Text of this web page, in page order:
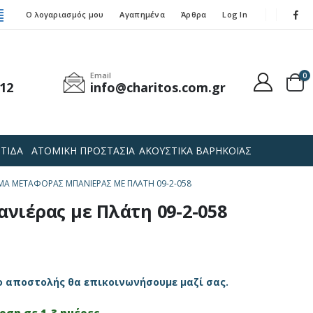
Ο λογαριασμός μου Αγαπημένα Άρθρα Log In
Email
info@charitos.com.gr
0
ΑΤΟΜΙΚΗ ΠΡΟΣΤΑΣΙΑ ΑΚΟΥΣΤΙΚΑ ΒΑΡΗΚΟΪΑΣ
ΜΕΤΑΦΟΡΆΣ ΜΠΑΝΙΈΡΑΣ ΜΕ ΠΛΆΤΗ 09-2-058
με Πλάτη 09-2-058
θα επικοινωνήσουμε μαζί σας.